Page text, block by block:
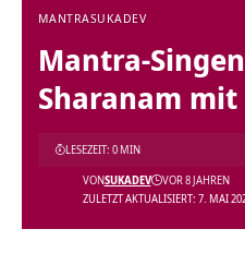
MANTRASUKADEV
Mantra-
Sharanam mit
ZULETZT AKTUALISIERT: 7. MAI
VONSUKADEV VOR 8 JAHREN
LESEZEIT: 0 MIN